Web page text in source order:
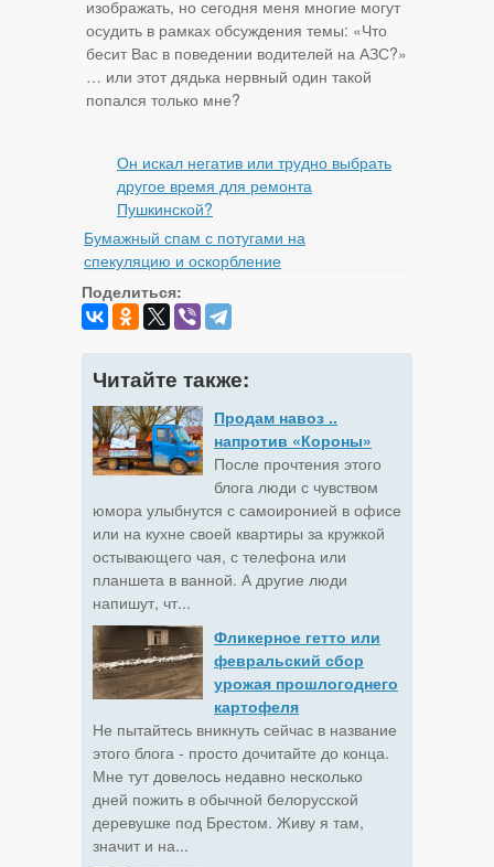
изображать, но сегодня меня многие могут
осудить в рамках обсуждения темы: «Что
бесит Вас в поведении водителей на АЗС?»
… или этот дядька нервный один такой
попался только мне?
Он искал негатив или трудно выбрать
другое время для ремонта
Пушкинской?
Бумажный спам с потугами на
спекуляцию и оскорбление
Поделиться:
Читайте также:
Продам навоз ..
напротив «Короны»
После прочтения этого
блога люди с чувством
юмора улыбнутся с самоиронией в офисе
или на кухне своей квартиры за кружкой
остывающего чая, с телефона или
планшета в ванной. А другие люди
напишут, чт...
Фликерное гетто или
февральский сбор
урожая прошлогоднего
картофеля
Не пытайтесь вникнуть сейчас в название
этого блога - просто дочитайте до конца.
Мне тут довелось недавно несколько
дней пожить в обычной белорусской
деревушке под Брестом. Живу я там,
значит и на...